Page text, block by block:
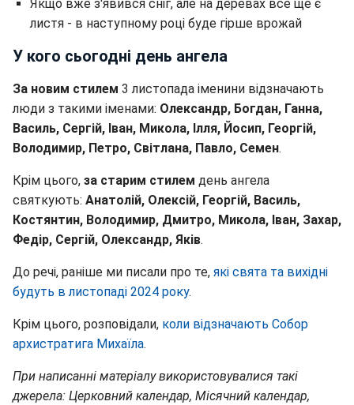
Якщо вже з'явився сніг, але на деревах все ще є
листя - в наступному році буде гірше врожай
У кого сьогодні день ангела
За новим стилем 3 листопада іменини відзначають
люди з такими іменами: Олександр, Богдан, Ганна,
Василь, Сергій, Іван, Микола, Ілля, Йосип, Георгій,
Володимир, Петро, Світлана, Павло, Семен.
Крім цього, за старим стилем день ангела
святкують: Анатолій, Олексій, Георгій, Василь,
Костянтин, Володимир, Дмитро, Микола, Іван, Захар,
Федір, Сергій, Олександр, Яків.
До речі, раніше ми писали про те, які свята та вихідні
будуть в листопаді 2024 року.
Крім цього, розповідали, коли відзначають Собор
архистратига Михаїла.
При написанні матеріалу використовувалися такі
джерела: Церковний календар, Місячний календар,